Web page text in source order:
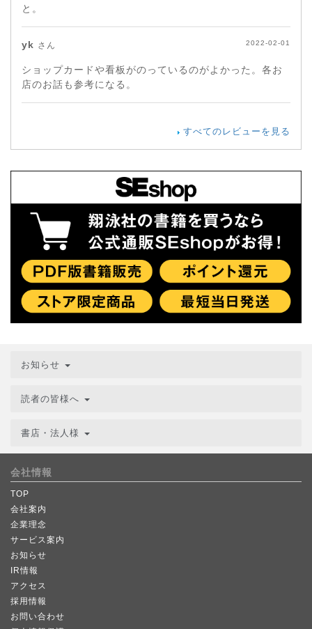
と。
yk さん 2022-02-01
ショップカードや看板がのっているのがよかった。各お
店のお話も参考になる。
すべてのレビューを見る
お知らせ
読者の皆様へ
書店・法人様
会社情報
TOP
会社案内
企業理念
サービス案内
お知らせ
IR情報
アクセス
採用情報
お問い合わせ